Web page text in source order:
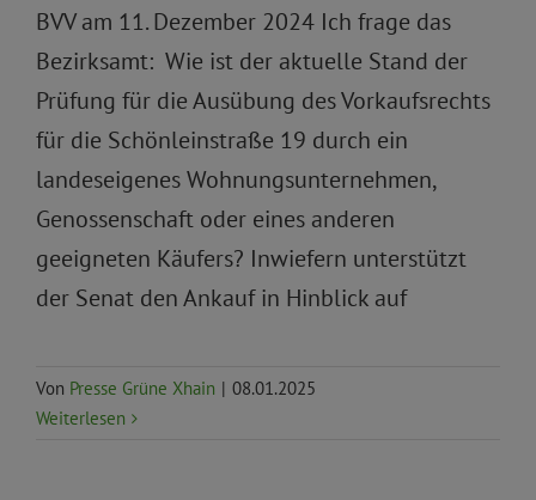
BVV am 11. Dezember 2024 Ich frage das
Bezirksamt: Wie ist der aktuelle Stand der
Prüfung für die Ausübung des Vorkaufsrechts
für die Schönleinstraße 19 durch ein
landeseigenes Wohnungsunternehmen,
Genossenschaft oder eines anderen
geeigneten Käufers? Inwiefern unterstützt
der Senat den Ankauf in Hinblick auf
Von Presse Grüne Xhain | 08.01.2025
Weiterlesen